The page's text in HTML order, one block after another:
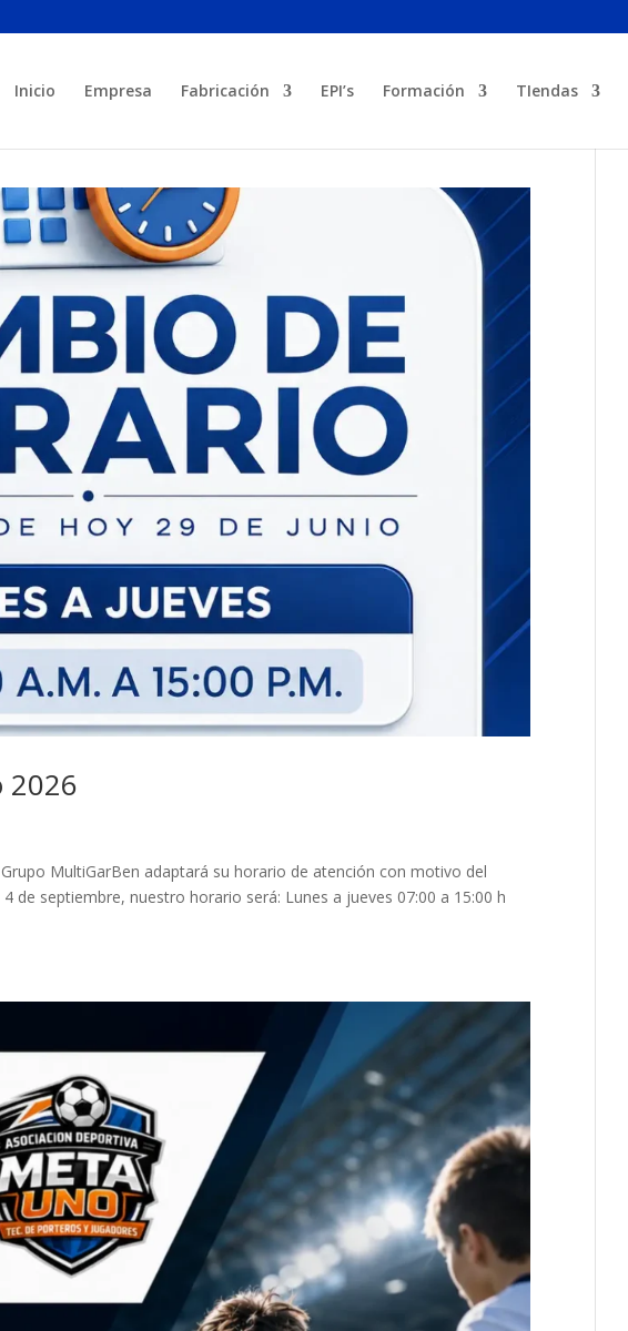
Inicio Empresa Fabricación EPI’s Formación TIendas
2026
MultiGarBen adaptará su horario de atención con motivo del
de septiembre, nuestro horario será: Lunes a jueves 07:00 a 15:00 h